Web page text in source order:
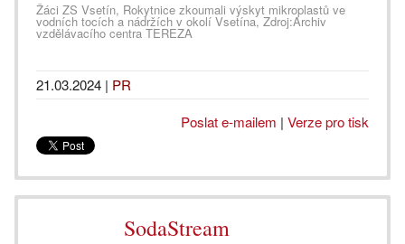
Žáci ZS Vsetín, Rokytnice zkoumali výskyt mikroplastů ve
vodních tocích a nádržích v okolí Vsetína, Zdroj:Archiv
vzdělávacího centra TEREZA
21.03.2024 | PR
Poslat e-mailem | Verze pro tisk
SodaStream